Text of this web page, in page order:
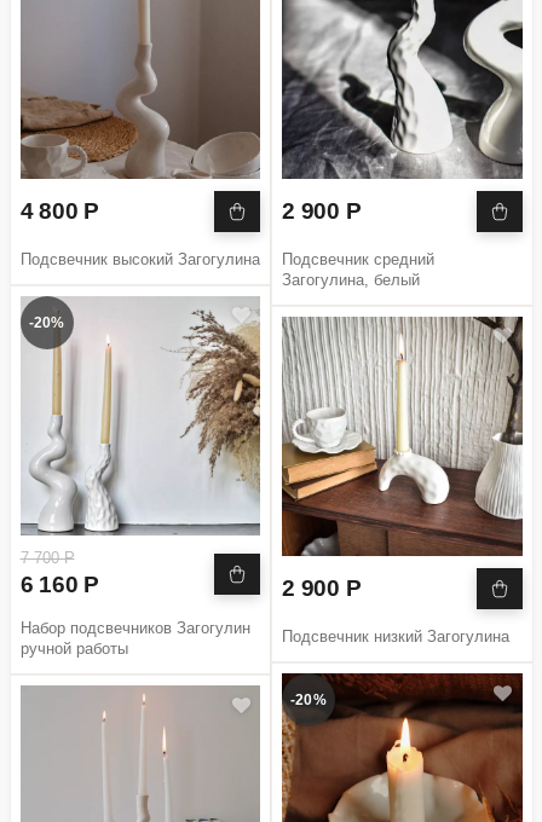
4 800 Р
Подсвечник высокий Загогулина
-20%
7 700 Р
6 160 Р
Набор подсвечников Загогулин
ручной работы
2 900 Р
Подсвечник средний
Загогулина, белый
2 900 Р
Подсвечник низкий Загогулина
-20%